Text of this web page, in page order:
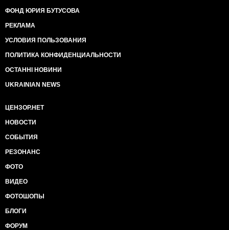
ФОНД ЮРИЯ БУТУСОВА
РЕКЛАМА
УСЛОВИЯ ПОЛЬЗОВАНИЯ
ПОЛИТИКА КОНФИДЕНЦИАЛЬНОСТИ
ОСТАННІ НОВИНИ
UKRAINIAN NEWS
ЦЕНЗОР.НЕТ
НОВОСТИ
СОБЫТИЯ
РЕЗОНАНС
ФОТО
ВИДЕО
ФОТОШОПЫ
БЛОГИ
ФОРУМ